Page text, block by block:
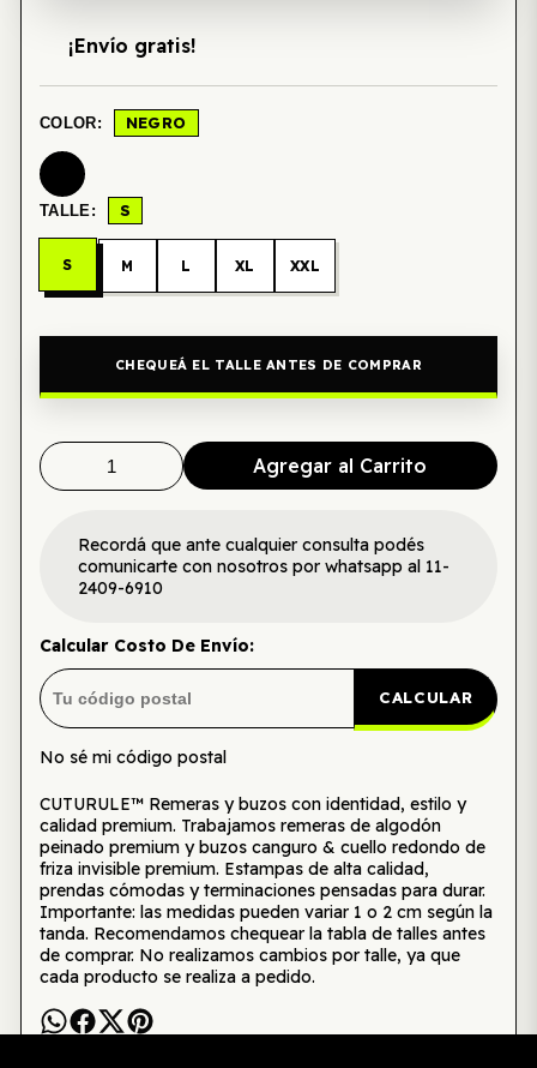
¡Envío gratis!
COLOR: NEGRO
TALLE: S
S M L XL XXL
CHEQUEÁ EL TALLE ANTES DE COMPRAR
Agregar al Carrito
Recordá que ante cualquier consulta podés
comunicarte con nosotros por whatsapp al 11-
2409-6910
Calcular Costo De Envío:
CALCULAR
No sé mi código postal
CUTURULE™ Remeras y buzos con identidad, estilo y
calidad premium. Trabajamos remeras de algodón
peinado premium y buzos canguro & cuello redondo de
friza invisible premium. Estampas de alta calidad,
prendas cómodas y terminaciones pensadas para durar.
Importante: las medidas pueden variar 1 o 2 cm según la
tanda. Recomendamos chequear la tabla de talles antes
de comprar. No realizamos cambios por talle, ya que
cada producto se realiza a pedido.